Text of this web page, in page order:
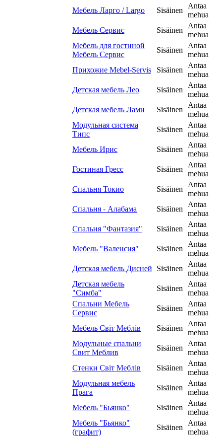
Мебель Ларго / Largo
Sisäinen
Antaa
mehua
Мебель Сервис
Sisäinen
Antaa
mehua
Мебель для гостиной
Мебель Сервис
Sisäinen
Antaa
mehua
Прихожие Mebel-Servis
Sisäinen
Antaa
mehua
Детская мебель Лео
Sisäinen
Antaa
mehua
Детская мебель Лами
Sisäinen
Antaa
mehua
Модульная система
Типс
Sisäinen
Antaa
mehua
Мебель Ирис
Sisäinen
Antaa
mehua
Гостиная Гресс
Sisäinen
Antaa
mehua
Спальня Токио
Sisäinen
Antaa
mehua
Спальня - Алабама
Sisäinen
Antaa
mehua
Спальня "Фантазия"
Sisäinen
Antaa
mehua
Мебель "Валенсия"
Sisäinen
Antaa
mehua
Детская мебель Дисней
Sisäinen
Antaa
mehua
Детская мебель
"Симба"
Sisäinen
Antaa
mehua
Спальни Мебель
Сервис
Sisäinen
Antaa
mehua
Мебель Світ Меблів
Sisäinen
Antaa
mehua
Модульные спальни
Свит Меблив
Sisäinen
Antaa
mehua
Стенки Світ Меблів
Sisäinen
Antaa
mehua
Модульная мебель
Прага
Sisäinen
Antaa
mehua
Мебель "Бьянко"
Sisäinen
Antaa
mehua
Мебель "Бьянко"
(графит)
Sisäinen
Antaa
mehua